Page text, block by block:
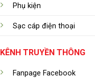
Phụ kiện
Sạc cáp điện thoại
KÊNH TRUYỀN THÔNG
Fanpage Facebook